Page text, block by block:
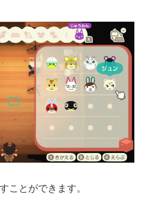
ことができます。